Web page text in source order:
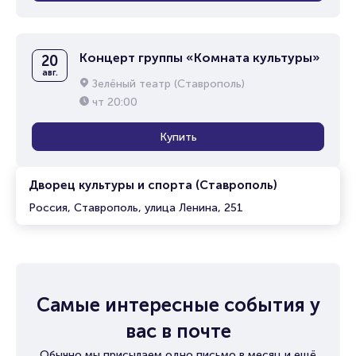
Дворец культуры и спорта (Ставрополь)
Россия, Ставрополь, улица Ленина, 251
20
авг.
Концерт группы «Комната культуры»
Зелёный театр (Ставрополь)
чт 20:00
Купить
Самые интересные события у
вас в почте